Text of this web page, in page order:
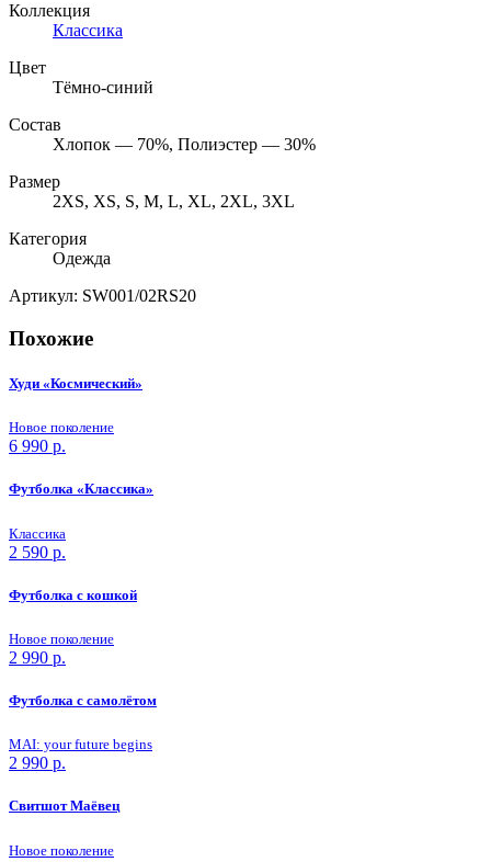
Коллекция
Классика
Цвет
Тёмно-синий
Состав
Хлопок — 70%, Полиэстер — 30%
Размер
2XS, XS, S, M, L, XL, 2XL, 3XL
Категория
Одежда
Артикул: SW001/02RS20
Похожие
Худи «Космический»
Новое поколение
6 990 р.
Футболка «Классика»
Классика
2 590 р.
Футболка с кошкой
Новое поколение
2 990 р.
Футболка с самолётом
MAI: your future begins
2 990 р.
Свитшот Маёвец
Новое поколение